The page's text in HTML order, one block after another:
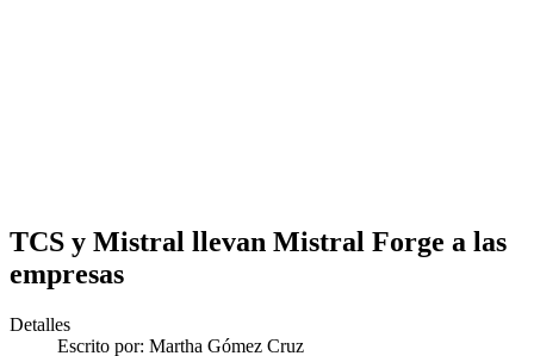
TCS y Mistral llevan Mistral Forge a las
empresas
Detalles
Escrito por: Martha Gómez Cruz